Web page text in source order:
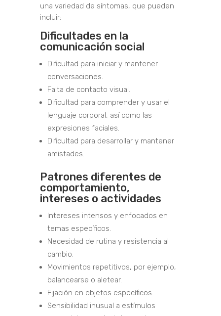
una variedad de síntomas, que pueden
incluir:
Dificultades en la
comunicación social
Dificultad para iniciar y mantener
conversaciones.
Falta de contacto visual.
Dificultad para comprender y usar el
lenguaje corporal, así como las
expresiones faciales.
Dificultad para desarrollar y mantener
amistades.
Patrones diferentes de
comportamiento,
intereses o actividades
Intereses intensos y enfocados en
temas específicos.
Necesidad de rutina y resistencia al
cambio.
Movimientos repetitivos, por ejemplo,
balancearse o aletear.
Fijación en objetos específicos.
Sensibilidad inusual a estímulos